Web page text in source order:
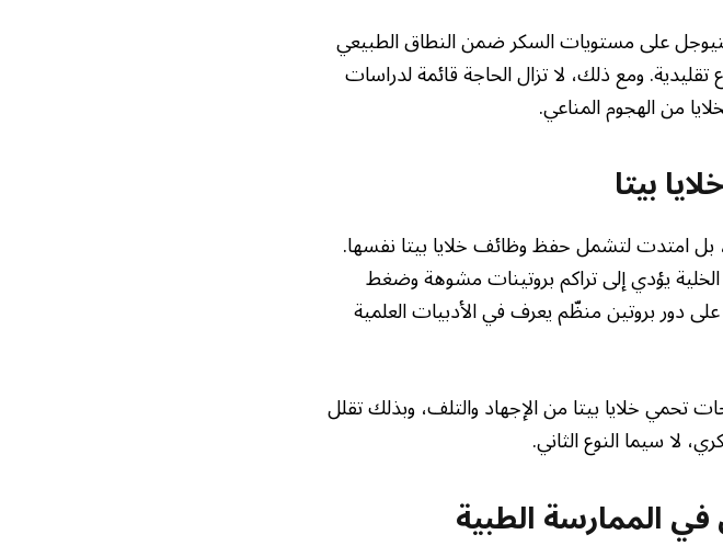
على مستويات السكر ضمن النطاق الطبيعي
على طرق زرع تقليدية. ومع ذلك، لا تزال الحاجة قائمة لدراسات
من الهجوم المناعي.
بيتا
امتدت لتشمل حفظ وظائف خلايا بيتا نفسها.
يؤدي إلى تراكم بروتينات مشوهة وضغط
دور بروتين منظّم يعرف في الأدبيات العلمية
تحمي خلايا بيتا من الإجهاد والتلف، وبذلك تقلل
لا سيما النوع الثاني.
في الممارسة الطبية